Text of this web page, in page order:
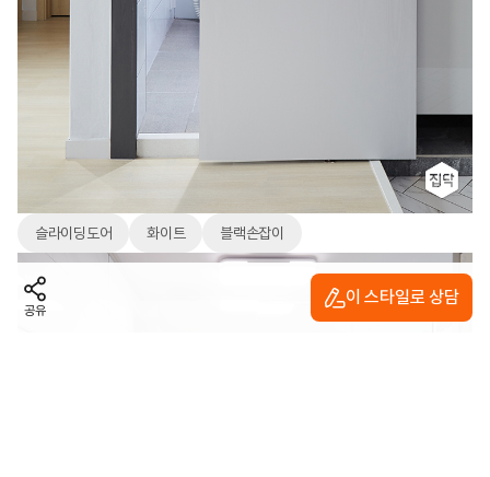
슬라이딩도어 화이트 블랙손잡이
공유
이 스타일로 상담